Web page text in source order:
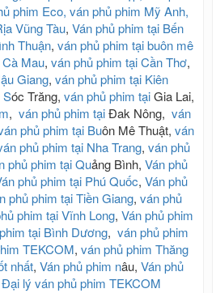
phim Eco, ván phủ phim Mỹ Anh,
Vũng Tàu, Ván phủ phim tại Bến
Thuận, ván phủ phim tại buôn mê
Mau, ván phủ phim tại Cần Thơ,
Giang, ván phủ phim tại Kiên
Sóc Trăng, ván phủ phim tạiGia Lai,
, ván phủ phim tạiĐak Nông, ván
phủ phim tại Buôn Mê Thuật, ván
phủ phim tại Nha Trang, ván phủ
phủ phim tại Quảng Bình, Ván phủ
phủ phim tại Phú Quốc, Ván phủ
phủ phim tại Tiền Giang, ván phủ
phim tại Vĩnh Long, Ván phủ phim
tại Bình Dương, ván phủ phim
TEKCOM, ván phủ phim Thăng
nhất, Ván phủ phim nâu, Ván phủ
Đại lý ván phủ phim TEKCOM